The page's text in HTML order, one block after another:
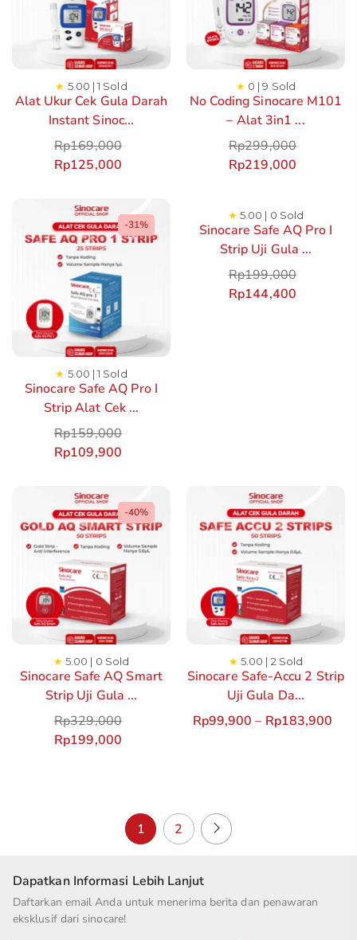
Alat Ukur Cek Gula Darah
Instant Sinoc...
★ 5.00 | 1 Sold
Rp169,000
Rp125,000
No Coding Sinocare M101
– Alat 3in1 ...
★ 0 | 9 Sold
Rp299,000
Rp219,000
-31%
Sinocare Safe AQ Pro I
Strip Alat Cek ...
★ 5.00 | 1 Sold
Rp159,000
Rp109,900
Sinocare Safe AQ Pro I
Strip Uji Gula ...
★5.00 | 0 Sold
Rp199,000
Rp144,400
-40%
Sinocare Safe AQ Smart
Strip Uji Gula ...
★5.00 | 0 Sold
Rp329,000
Rp199,000
Sinocare Safe-Accu 2 Strip
Uji Gula Da...
★5.00 | 2 Sold
Rp99,900 – Rp183,900
1 2
Dapatkan Informasi Lebih Lanjut
Daftarkan email Anda untuk menerima berita dan penawaran
eksklusif dari sinocare!